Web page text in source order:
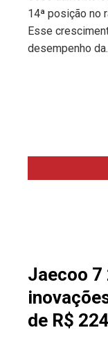
14ª posição no
Esse
desempenho
Jaecoo 7
de R$